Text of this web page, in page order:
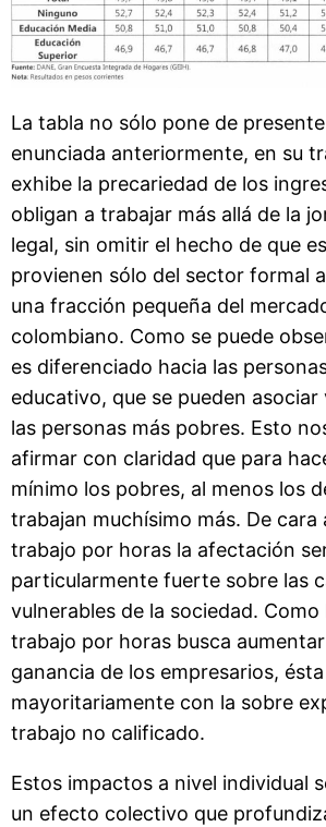
La tabla no sólo pone de
enunciada anteriormente, en su
exhibe la precariedad de los
obligan a trabajar más allá de la
legal, sin omitir el hecho de que
provienen sólo del sector formal
una fracción pequeña del
colombiano. Como se puede
es diferenciado hacia las
educativo, que se pueden asociar
las personas más pobres. Esto
afirmar con claridad que para
mínimo los pobres, al menos los
trabajan muchísimo más. De cara
trabajo por horas la afectación
particularmente fuerte sobre las
vulnerables de la sociedad. Como
trabajo por horas busca
ganancia de los empresarios,
mayoritariamente con la sobre
trabajo no calificado.
Estos impactos a nivel individual
un efecto colectivo que